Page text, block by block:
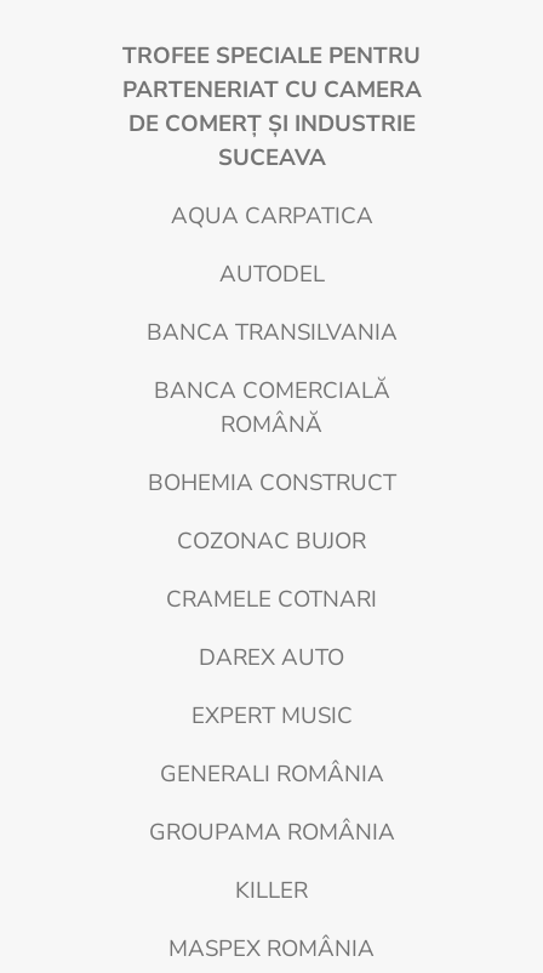
TROFEE SPECIALE PENTRU
PARTENERIAT CU CAMERA
DE COMERŢ ŞI INDUSTRIE
SUCEAVA
AQUA CARPATICA
AUTODEL
BANCA TRANSILVANIA
BANCA COMERCIALĂ
ROMÂNĂ
BOHEMIA CONSTRUCT
COZONAC BUJOR
CRAMELE COTNARI
DAREX AUTO
EXPERT MUSIC
GENERALI ROMÂNIA
GROUPAMA ROMÂNIA
KILLER
MASPEX ROMÂNIA